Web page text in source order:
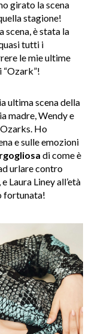
girato la scena
stagione!
scena, è stata la
tutti i
le mie ultime
“Ozark”!
ultima scena della
madre, Wendy e
Ho
e sulle emozioni
di come è
urlare contro
Laura Liney all’età
fortunata!